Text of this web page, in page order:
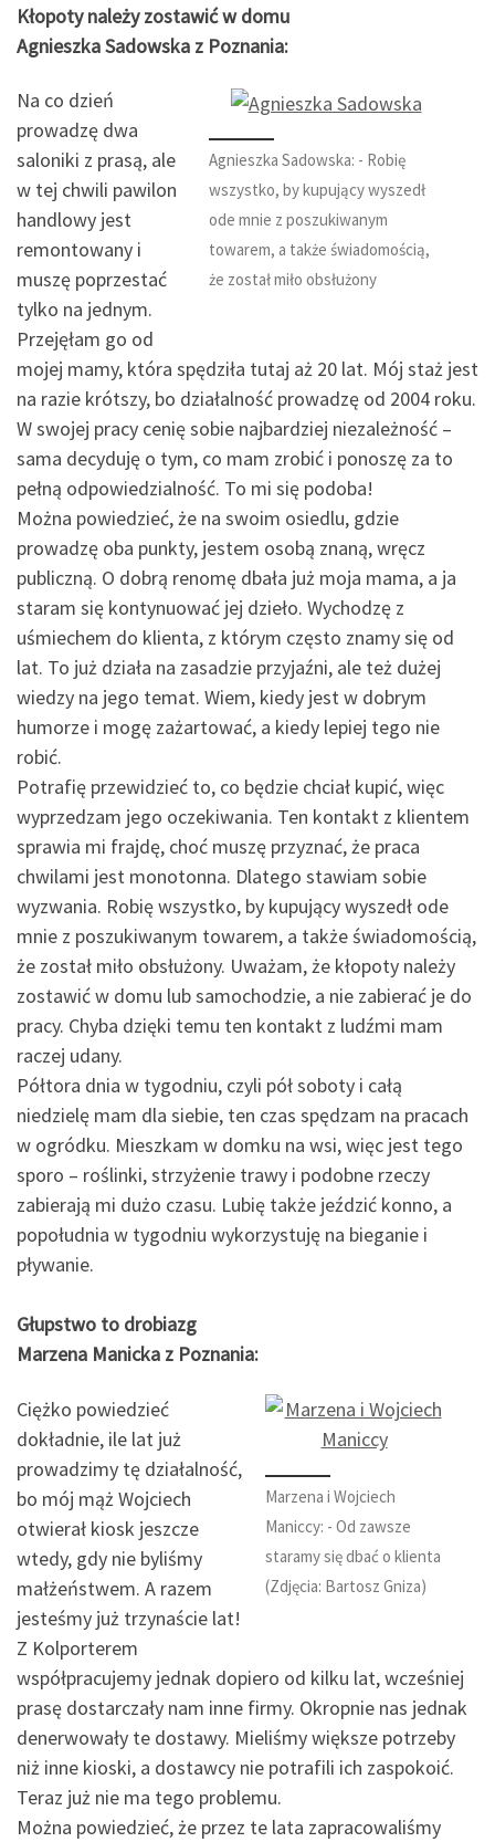
Kłopoty należy zostawić w domu
Agnieszka Sadowska z Poznania:
Agnieszka Sadowska: - Robię
wszystko, by kupujący wyszedł
ode mnie z poszukiwanym
towarem, a także świadomością,
że został miło obsłużony
Na co dzień
prowadzę dwa
saloniki z prasą, ale
w tej chwili pawilon
handlowy jest
remontowany i
muszę poprzestać
tylko na jednym.
Przejęłam go od
mojej mamy, która spędziła tutaj aż 20 lat. Mój staż jest
na razie krótszy, bo działalność prowadzę od 2004 roku.
W swojej pracy cenię sobie najbardziej niezależność –
sama decyduję o tym, co mam zrobić i ponoszę za to
pełną odpowiedzialność. To mi się podoba!
Można powiedzieć, że na swoim osiedlu, gdzie
prowadzę oba punkty, jestem osobą znaną, wręcz
publiczną. O dobrą renomę dbała już moja mama, a ja
staram się kontynuować jej dzieło. Wychodzę z
uśmiechem do klienta, z którym często znamy się od
lat. To już działa na zasadzie przyjaźni, ale też dużej
wiedzy na jego temat. Wiem, kiedy jest w dobrym
humorze i mogę zażartować, a kiedy lepiej tego nie
robić.
Potrafię przewidzieć to, co będzie chciał kupić, więc
wyprzedzam jego oczekiwania. Ten kontakt z klientem
sprawia mi frajdę, choć muszę przyznać, że praca
chwilami jest monotonna. Dlatego stawiam sobie
wyzwania. Robię wszystko, by kupujący wyszedł ode
mnie z poszukiwanym towarem, a także świadomością,
że został miło obsłużony. Uważam, że kłopoty należy
zostawić w domu lub samochodzie, a nie zabierać je do
pracy. Chyba dzięki temu ten kontakt z ludźmi mam
raczej udany.
Półtora dnia w tygodniu, czyli pół soboty i całą
niedzielę mam dla siebie, ten czas spędzam na pracach
w ogródku. Mieszkam w domku na wsi, więc jest tego
sporo – roślinki, strzyżenie trawy i podobne rzeczy
zabierają mi dużo czasu. Lubię także jeździć konno, a
popołudnia w tygodniu wykorzystuję na bieganie i
pływanie.
Głupstwo to drobiazg
Marzena Manicka z Poznania:
Marzena i Wojciech
Maniccy: - Od zawsze
staramy się dbać o klienta
(Zdjęcia: Bartosz Gniza)
Ciężko powiedzieć
dokładnie, ile lat już
prowadzimy tę działalność,
bo mój mąż Wojciech
otwierał kiosk jeszcze
wtedy, gdy nie byliśmy
małżeństwem. A razem
jesteśmy już trzynaście lat!
Z Kolporterem
współpracujemy jednak dopiero od kilku lat, wcześniej
prasę dostarczały nam inne firmy. Okropnie nas jednak
denerwowały te dostawy. Mieliśmy większe potrzeby
niż inne kioski, a dostawcy nie potrafili ich zaspokoić.
Teraz już nie ma tego problemu.
Można powiedzieć, że przez te lata zapracowaliśmy